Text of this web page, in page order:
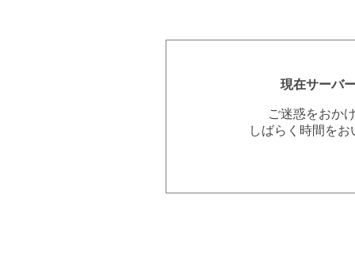
現在サーバ
ご迷惑をおか
しばらく時間を